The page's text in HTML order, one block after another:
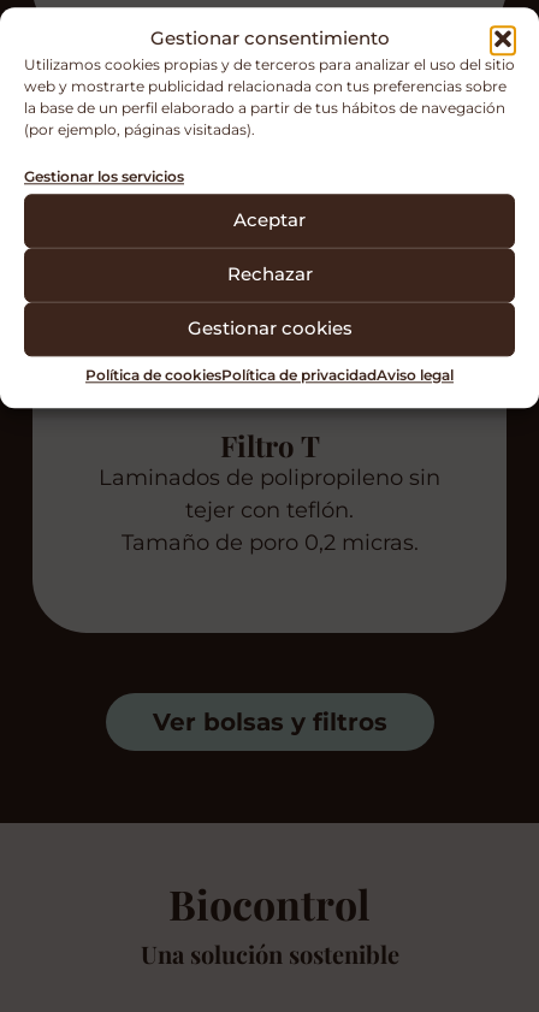
Gestionar consentimiento
Utilizamos cookies propias y de terceros para analizar el uso del sitio
web y mostrarte publicidad relacionada con tus preferencias sobre
la base de un perfil elaborado a partir de tus hábitos de navegación
(por ejemplo, páginas visitadas).
Gestionar los servicios
Aceptar
Rechazar
Gestionar cookies
Política de cookiesPolítica de privacidadAviso legal
Filtro T
Laminados de polipropileno sin
tejer con teflón.
Tamaño de poro 0,2 micras.
Ver bolsas y filtros
Biocontrol
Una solución sostenible